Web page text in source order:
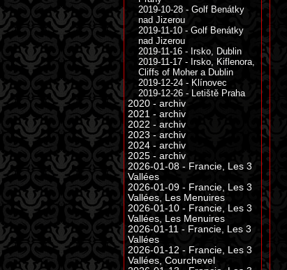
2019-10-28 - Golf Benátky
nad Jizerou
2019-11-10 - Golf Benátky
nad Jizerou
2019-11-16 - Irsko, Dublin
2019-11-17 - Irsko, Kiflenora,
Cliffs of Moher a Dublin
2019-12-24 - Klínovec
2019-12-26 - Letiště Praha
2020 - archiv
2021 - archiv
2022 - archiv
2023 - archiv
2024 - archiv
2025 - archiv
2026-01-08 - Francie, Les 3
Vallées
2026-01-09 - Francie, Les 3
Vallées, Les Menuires
2026-01-10 - Francie, Les 3
Vallées, Les Menuires
2026-01-11 - Francie, Les 3
Vallées
2026-01-12 - Francie, Les 3
Vallées, Courchevel